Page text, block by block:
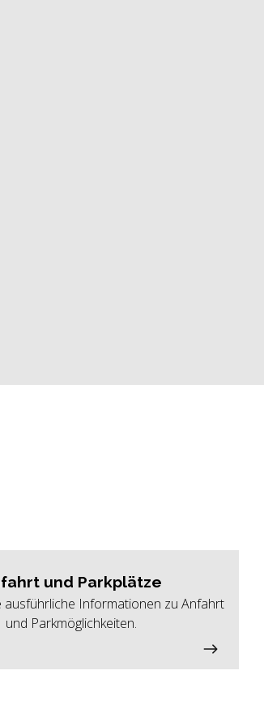
und Parkplätze
ausführliche Informationen zu Anfahrt
und Parkmöglichkeiten.